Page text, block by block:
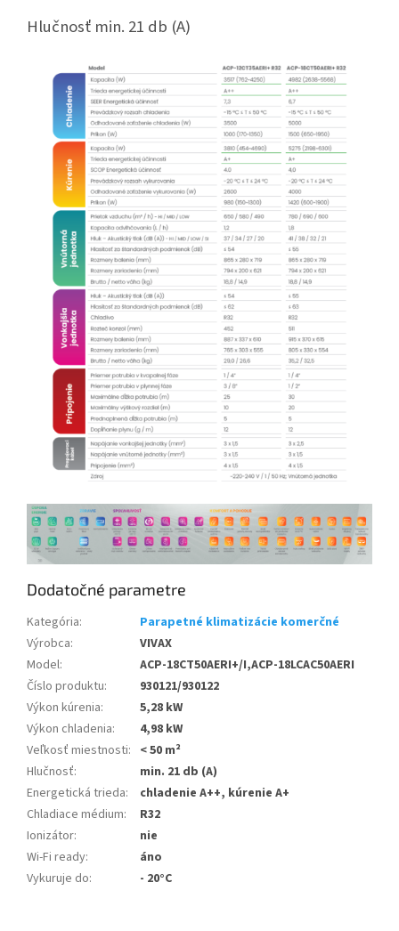
Hlučnosť min. 21 db (A)
Dodatočné parametre
Kategória:
Parapetné klimatizácie komerčné
Výrobca:
VIVAX
Model:
ACP-18CT50AERI+/I,ACP-18LCAC50AERI
Číslo produktu:
930121/930122
Výkon kúrenia:
5,28 kW
Výkon chladenia:
4,98 kW
Veľkosť miestnosti: < 50 m²
Hlučnosť:
min. 21 db (A)
Energetická trieda:
chladenie A++, kúrenie A+
Chladiace médium:
R32
Ionizátor:
nie
Wi-Fi ready:
áno
Vykuruje do: - 20°C